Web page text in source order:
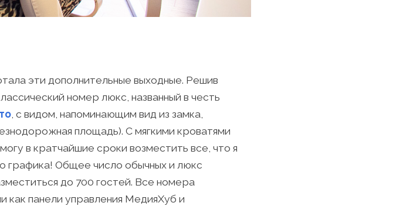
эти дополнительные выходные. Решив
номер люкс, названный в честь
, с видом, напоминающим вид из замка,
площадь). С мягкими кроватями
в кратчайшие сроки возместить все, что я
графика! Общее число обычных и люкс
до 700 гостей. Все номера
как панели управления МедияХуб и